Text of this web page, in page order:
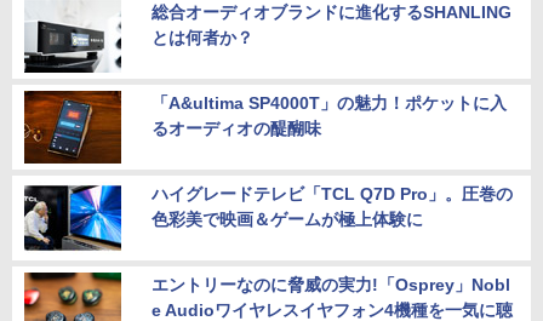
総合オーディオブランドに進化するSHANLING
とは何者か？
「A&ultima SP4000T」の魅力！ポケットに入
るオーディオの醍醐味
ハイグレードテレビ「TCL Q7D Pro」。圧巻の
色彩美で映画＆ゲームが極上体験に
エントリーなのに脅威の実力!「Osprey」Nobl
e Audioワイヤレスイヤフォン4機種を一気に聴